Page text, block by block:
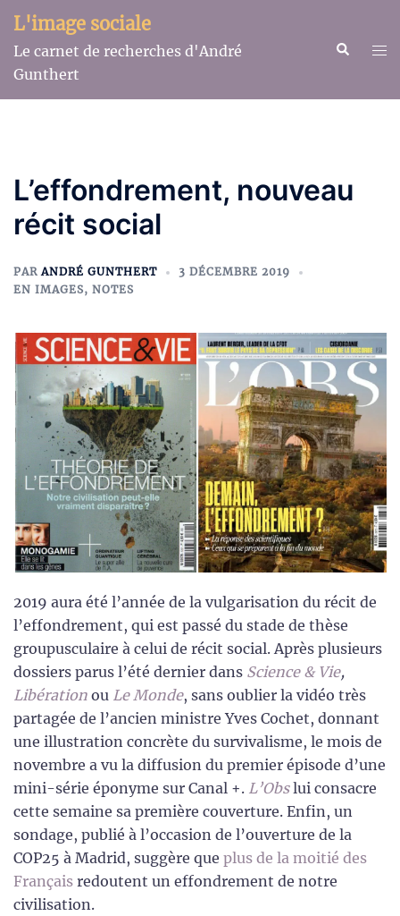
Aller
au
contenu
L'image sociale
Le carnet de recherches d'André
Gunthert
L’effondrement, nouveau
récit social
PARANDRÉ GUNTHERT
3 DÉCEMBRE 2019
EN IMAGES, NOTES
2019 aura été l’année de la vulgarisation du récit de
l’effondrement, qui est passé du stade de thèse
groupusculaire à celui de récit social. Après plusieurs
dossiers parus l’été dernier dans Science & Vie,
Libération ou Le Monde, sans oublier la vidéo très
partagée de l’ancien ministre Yves Cochet, donnant
une illustration concrète du survivalisme, le mois de
novembre a vu la diffusion du premier épisode d’une
mini-série éponyme sur Canal +. L’Obslui consacre
cette semaine sa première couverture. Enfin, un
sondage, publié à l’occasion de l’ouverture de la
COP25 à Madrid, suggère que plus de la moitié des
Français redoutent un effondrement de notre
civilisation.